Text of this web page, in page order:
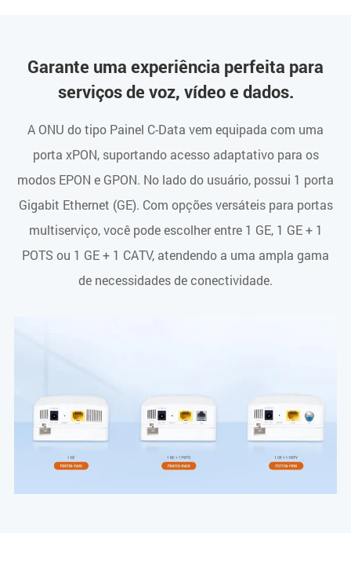
Garante uma experiência perfeita para
serviços de voz, vídeo e dados.
A ONU do tipo Painel C-Data vem equipada com uma
porta xPON, suportando acesso adaptativo para os
modos EPON e GPON. No lado do usuário, possui 1 porta
Gigabit Ethernet (GE). Com opções versáteis para portas
multiserviço, você pode escolher entre 1 GE, 1 GE + 1
POTS ou 1 GE + 1 CATV, atendendo a uma ampla gama
de necessidades de conectividade.